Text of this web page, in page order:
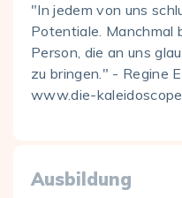
"In jedem von uns
Potentiale. Manchmal
Person, die an uns
zu bringen." - Regine
www.die-
Ausbildung